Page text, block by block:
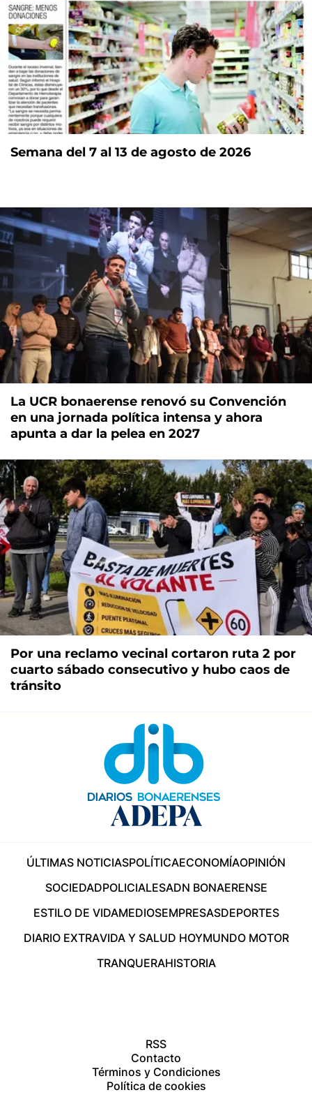
Semana del 7 al 13 de agosto de 2026
La UCR bonaerense renovó su Convención
en una jornada política intensa y ahora
apunta a dar la pelea en 2027
Por una reclamo vecinal cortaron ruta 2 por
cuarto sábado consecutivo y hubo caos de
tránsito
ÚLTIMAS NOTICIASPOLÍTICAECONOMÍAOPINIÓN
SOCIEDADPOLICIALESADN BONAERENSE
ESTILO DE VIDAMEDIOSEMPRESASDEPORTES
DIARIO EXTRAVIDA Y SALUD HOYMUNDO MOTOR
TRANQUERAHISTORIA
RSS
Contacto
Términos y Condiciones
Política de cookies